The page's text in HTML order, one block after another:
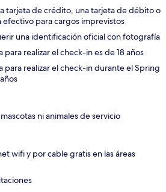
tarjeta de crédito, una tarjeta de débito o
efectivo para cargos imprevistos
una identificación oficial con fotografía
para realizar el check-in es de 18 años
para realizar el check-in durante el Spring
ni animales de servicio
wifi y por cable gratis en las áreas